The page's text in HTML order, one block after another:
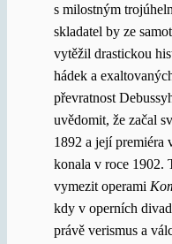
s milostným
skladatel by ze
vytěžil drastickou
hádek a
převratnost
uvědomit, že začal
1892 a její premiéra
konala v roce 1902.
vymezit operami
kdy v operních
právě verismus a